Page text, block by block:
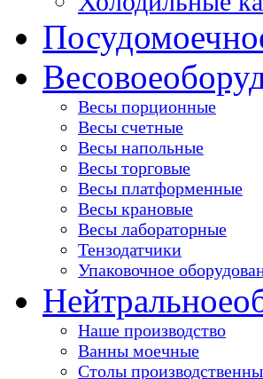
Весовое
Весы порционные
Весы счетные
Весы напольные
Весы торговые
Весы платформенные
Весы крановые
Весы лабораторные
Тензодатчики
Упаковочное
Нейтральное
Наше производство
Ванны моечные
Столы